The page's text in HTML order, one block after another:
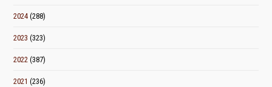
2024 (288)
2023 (323)
2022 (387)
2021 (236)